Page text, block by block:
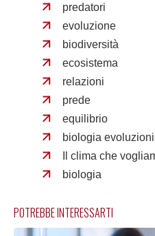
predatori
evoluzione
biodiversità
ecosistema
relazioni
prede
equilibrio
biologia
Il clima che
biologia
POTREBBE INTERESSARTI